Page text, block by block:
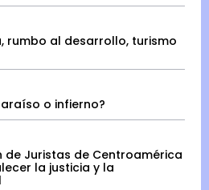
rumbo al desarrollo, turismo
o infierno?
de Juristas de Centroamérica
la justicia y la